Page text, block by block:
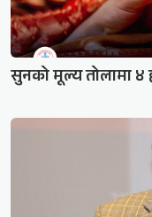
सुनको मूल्य तोलामा ४